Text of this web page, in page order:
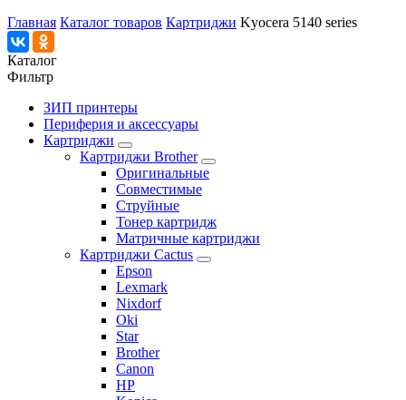
Главная Каталог товаров Картриджи Kyocera 5140 series
Каталог
Фильтр
ЗИП принтеры
Периферия и аксессуары
Картриджи
Картриджи Brother
Оригинальные
Совместимые
Струйные
Тонер картридж
Матричные картриджи
Картриджи Cactus
Epson
Lexmark
Nixdorf
Oki
Star
Brother
Canon
HP